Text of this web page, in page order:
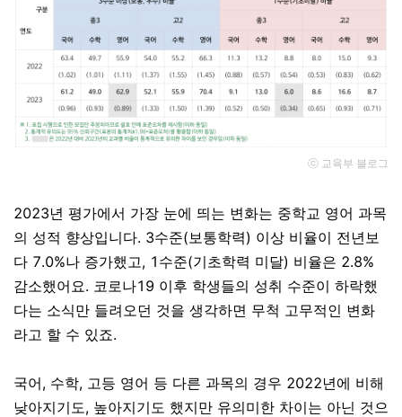
ⓒ 교육부 블로그
2023년 평가에서 가장 눈에 띄는 변화는 중학교 영어 과목
의 성적 향상입니다. 3수준(보통학력) 이상 비율이 전년보
다 7.0%나 증가했고, 1수준(기초학력 미달) 비율은 2.8%
감소했어요. 코로나19 이후 학생들의 성취 수준이 하락했
다는 소식만 들려오던 것을 생각하면 무척 고무적인 변화
라고 할 수 있죠.
국어, 수학, 고등 영어 등 다른 과목의 경우 2022년에 비해
낮아지기도, 높아지기도 했지만 유의미한 차이는 아닌 것으